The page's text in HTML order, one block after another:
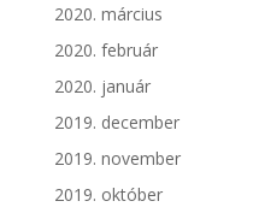
2020. március
2020. február
2020. január
2019. december
2019. november
2019. október